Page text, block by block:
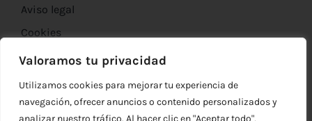
Valoramos tu privacidad
Utilizamos cookies para mejorar tu experiencia de
navegación, ofrecer anuncios o contenido personalizados y
analizar nuestro tráfico. Al hacer clic en "Aceptar todo",
Aviso legal
Cookies
Devoluciones